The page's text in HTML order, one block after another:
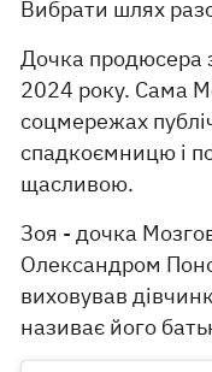
Вибрати шлях
Дочка продюсера
2024 року. Сама
соцмережах
спадкоємницю і
щасливою.
Зоя - дочка
Олександром
виховував
називає його